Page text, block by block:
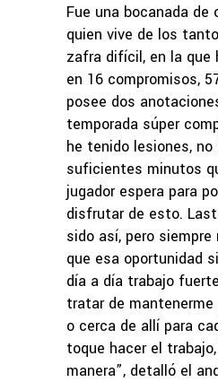
Fue una bocanada de
quien vive de los
zafra difícil, en la que
en 16 compromisos,
posee dos
temporada súper
he tenido lesiones,
suficientes minutos
jugador espera para
disfrutar de esto.
sido así, pero
que esa oportunidad
día a día trabajo
tratar de
o cerca de allí para
toque hacer el
manera”, detalló el